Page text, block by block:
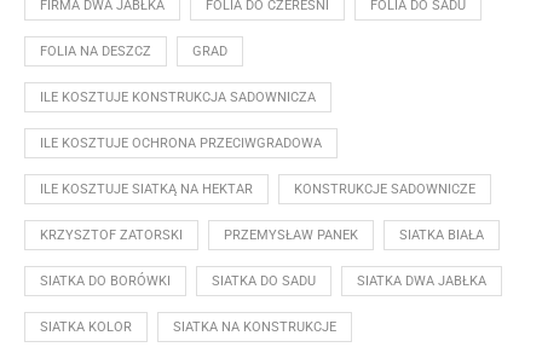
FIRMA DWA JABŁKA FOLIA DO CZEREŚNI FOLIA DO SADU
FOLIA NA DESZCZ GRAD
ILE KOSZTUJE KONSTRUKCJA SADOWNICZA
ILE KOSZTUJE OCHRONA PRZECIWGRADOWA
ILE KOSZTUJE SIATKĄ NA HEKTAR KONSTRUKCJE SADOWNICZE
KRZYSZTOF ZATORSKI PRZEMYSŁAW PANEK SIATKA BIAŁA
SIATKA DO BORÓWKI SIATKA DO SADU SIATKA DWA JABŁKA
SIATKA KOLOR SIATKA NA KONSTRUKCJE